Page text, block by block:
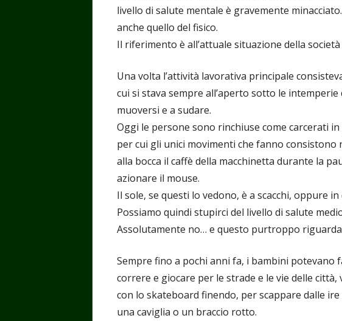
livello di salute mentale è gravemente
anche quello del fisico.
Il riferimento è all’attuale situazione della
Una volta l’attività lavorativa principale
cui si stava sempre all’aperto sotto le
muoversi e a sudare.
Oggi le persone sono rinchiuse come carcerati
per cui gli unici movimenti che fanno consistono
alla bocca il caffè della macchinetta durante la
azionare il mouse.
Il sole, se questi lo vedono, è a scacchi, oppure in
Possiamo quindi stupirci del livello di salute
Assolutamente no… e questo purtroppo
Sempre fino a pochi anni fa, i bambini potevano
correre e giocare per le strade e le vie delle città,
con lo skateboard finendo, per scappare dalle
una caviglia o un braccio rotto.